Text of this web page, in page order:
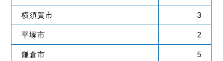
横須賀市 3
平塚市 2
鎌倉市 5